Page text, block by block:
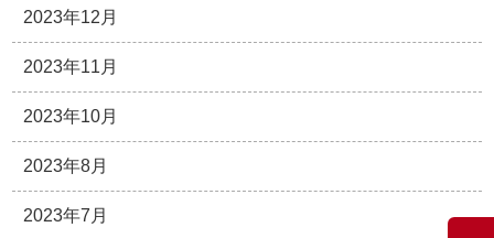
2023年12月
2023年11月
2023年10月
2023年8月
2023年7月